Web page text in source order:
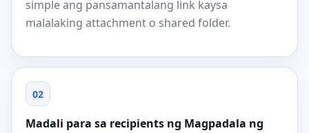
simple ang pansamantalang link kaysa
malalaking attachment o shared folder.
02
Madali para sa recipients ng Magpadala ng